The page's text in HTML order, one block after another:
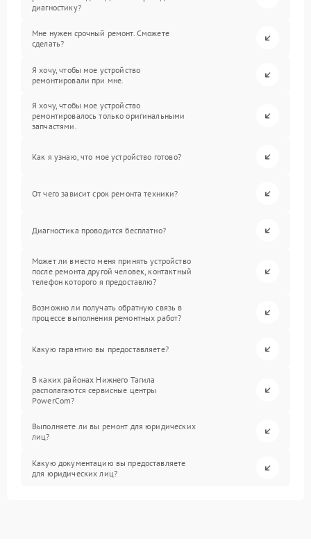
диагностику?
Мне нужен срочный ремонт. Сможете
сделать?
Я хочу, чтобы мое устройство
ремонтировали при мне.
Я хочу, чтобы мое устройство
ремонтировалось только оригинальными
запчастями.
Как я узнаю, что мое устройство готово?
От чего зависит срок ремонта техники?
Диагностика проводится бесплатно?
Может ли вместо меня принять устройство
после ремонта другой человек, контактный
телефон которого я предоставлю?
Возможно ли получать обратную связь в
процессе выполнения ремонтных работ?
Какую гарантию вы предоставляете?
В каких районах Нижнего Тагила
располагаются сервисные центры
PowerCom?
Выполняете ли вы ремонт для юридических
лиц?
Какую документацию вы предоставляете
для юридических лиц?